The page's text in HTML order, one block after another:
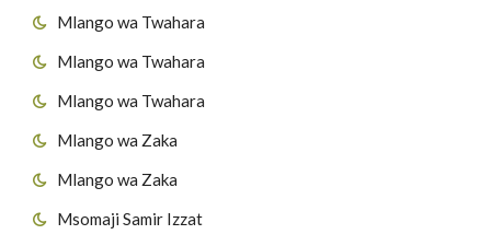
Mlango wa Twahara
Mlango wa Twahara
Mlango wa Twahara
Mlango wa Zaka
Mlango wa Zaka
Msomaji Samir Izzat